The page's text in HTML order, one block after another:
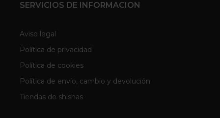
SERVICIOS DE INFORMACION
Aviso legal
Política de privacidad
Política de cookies
Política de envío, cambio y devolución
Tiendas de shishas